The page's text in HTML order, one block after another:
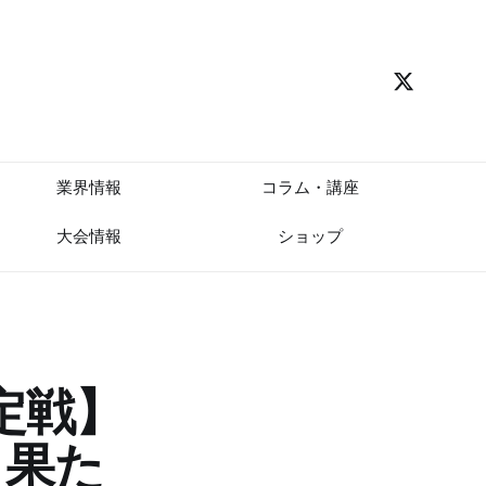
業界情報 コラム・講座
大会情報 ショップ
】
た